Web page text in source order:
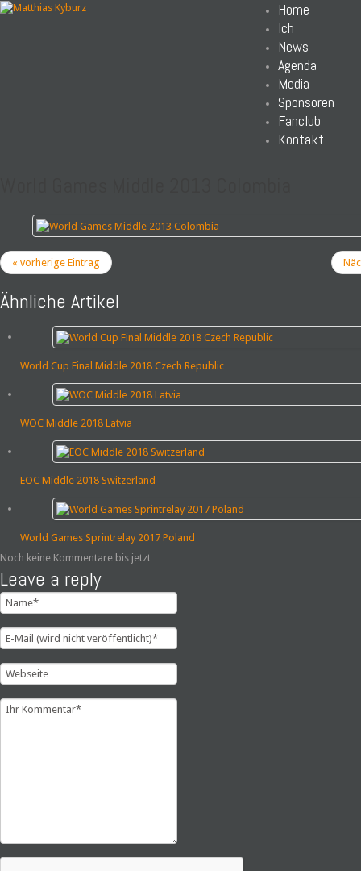
Home
Ich
News
Agenda
Media
Sponsoren
Fanclub
Kontakt
« vorherige Eintrag
Ähnliche Artikel
World Cup Final Middle 2018 Czech Republic
WOC Middle 2018 Latvia
EOC Middle 2018 Switzerland
World Games Sprintrelay 2017 Poland
Noch keine Kommentare bis jetzt
Leave a reply